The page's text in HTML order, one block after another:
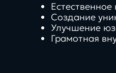
Создание
Улучшение
Грамотная